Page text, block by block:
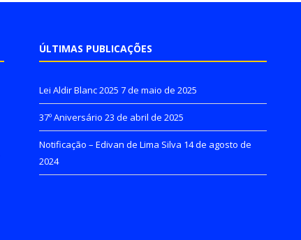
ÚLTIMAS PUBLICAÇÕES
Lei Aldir Blanc 2025 7 de maio de 2025
37º Aniversário 23 de abril de 2025
Notificação – Edivan de Lima Silva 14 de agosto de
2024